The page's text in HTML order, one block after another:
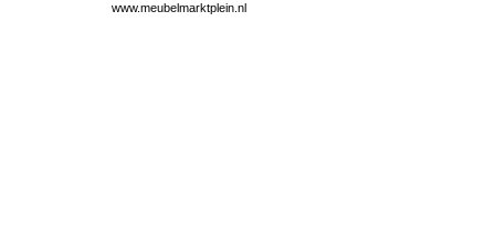
www.meubelmarktplein.nl